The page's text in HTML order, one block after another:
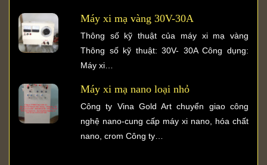
Máy xi mạ vàng 30V-30A
Thông số kỹ thuật của máy xi mạ vàng
Thông số kỹ thuật: 30V- 30A Công dụng:
Máy xi…
Máy xi mạ nano loại nhỏ
Công ty Vina Gold Art chuyển giao công
nghệ nano-cung cấp máy xi nano, hóa chất
nano, crom Công ty…